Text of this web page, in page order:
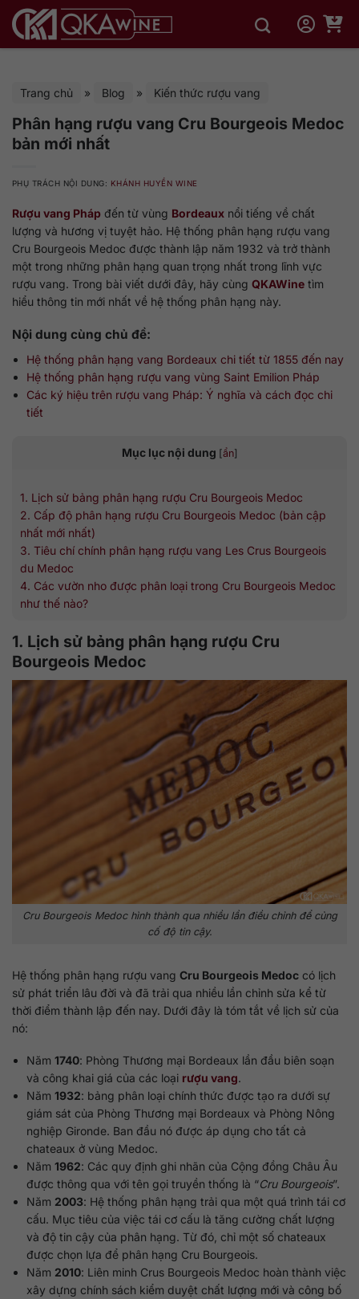
qua
Trang chủ » Blog » Kiến thức rượu vang
Phân hạng rượu vang Cru Bourgeois Medoc
bản mới nhất
PHỤ TRÁCH NỘI DUNG: KHÁNH HUYỀN WINE
Rượu vang Pháp đến từ vùng Bordeaux nổi tiếng về chất
lượng và hương vị tuyệt hảo. Hệ thống phân hạng rượu vang
Cru Bourgeois Medoc được thành lập năm 1932 và trở thành
một trong những phân hạng quan trọng nhất trong lĩnh vực
rượu vang. Trong bài viết dưới đây, hãy cùng QKAWine tìm
hiểu thông tin mới nhất về hệ thống phân hạng này.
Nội dung cùng chủ đề:
Hệ thống phân hạng vang Bordeaux chi tiết từ 1855 đến nay
Hệ thống phân hạng rượu vang vùng Saint Emilion Pháp
Các ký hiệu trên rượu vang Pháp: Ý nghĩa và cách đọc chi
tiết
Mục lục nội dung [ẩn]
1. Lịch sử bảng phân hạng rượu Cru Bourgeois Medoc
2. Cấp độ phân hạng rượu Cru Bourgeois Medoc (bản cập
nhất mới nhất)
3. Tiêu chí chính phân hạng rượu vang Les Crus Bourgeois
du Medoc
4. Các vườn nho được phân loại trong Cru Bourgeois Medoc
như thế nào?
1. Lịch sử bảng phân hạng rượu Cru
Bourgeois Medoc
Cru Bourgeois Medoc hình thành qua nhiều lần điều chỉnh để củng
cố độ tin cậy.
Hệ thống phân hạng rượu vang Cru Bourgeois Medoc có lịch
sử phát triển lâu đời và đã trải qua nhiều lần chỉnh sửa kể từ
thời điểm thành lập đến nay. Dưới đây là tóm tắt về lịch sử của
nó:
Năm1740: Phòng Thương mại Bordeaux lần đầu biên soạn
và công khai giá của các loại rượu vang.
Năm1932: bảng phân loại chính thức được tạo ra dưới sự
giám sát của Phòng Thương mại Bordeaux và Phòng Nông
nghiệp Gironde. Ban đầu nó được áp dụng cho tất cả
chateaux ở vùng Medoc.
Năm1962: Các quy định ghi nhãn của Cộng đồng Châu Âu
được thông qua với tên gọi truyền thống là “Cru Bourgeois”.
Năm 2003: Hệ thống phân hạng trải qua một quá trình tái cơ
cấu. Mục tiêu của việc tái cơ cấu là tăng cường chất lượng
và độ tin cậy của phân hạng. Từ đó, chỉ một số chateaux
được chọn lựa để phân hạng Cru Bourgeois.
Năm 2010: Liên minh Crus Bourgeois Medoc hoàn thành việc
xây dựng chính sách kiểm duyệt chất lượng mới và công bố